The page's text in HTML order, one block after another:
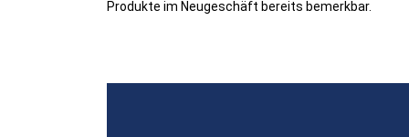
Produkte im Neugeschäft bereits bemerkbar.